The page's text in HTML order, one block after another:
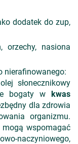
dodatek do zup,
orzechy, nasiona
nierafinowanego:
słonecznikowy
bogaty w kwas
dla zdrowia
organizmu.
mogą wspomagać
naczyniowego,